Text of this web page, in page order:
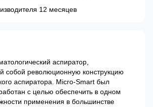
12 месяцев
аспиратор,
собой революционную конструкцию
аспиратора. Micro-Smart был
с целью обеспечить в одном
применения в большинстве